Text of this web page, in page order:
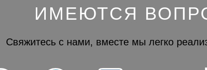
ИМЕЮТСЯ
Свяжитесь с нами, вместе мы легко